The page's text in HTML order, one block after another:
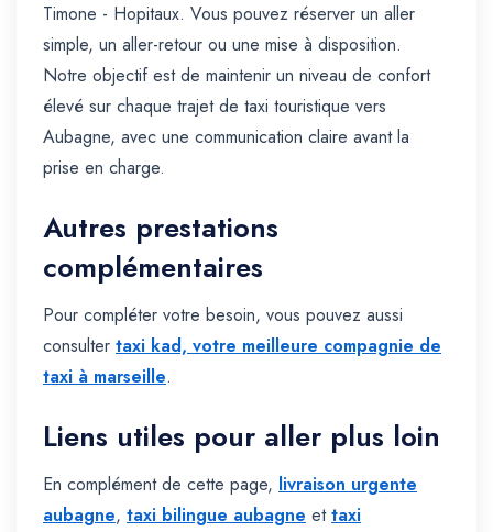
Timone - Hopitaux. Vous pouvez réserver un aller
simple, un aller-retour ou une mise à disposition.
Notre objectif est de maintenir un niveau de confort
élevé sur chaque trajet de taxi touristique vers
Aubagne, avec une communication claire avant la
prise en charge.
Autres prestations
complémentaires
Pour compléter votre besoin, vous pouvez aussi
consulter taxi kad, votre meilleure compagnie de
taxi à marseille.
Liens utiles pour aller plus loin
En complément de cette page, livraison urgente
aubagne, taxi bilingue aubagne ettaxi